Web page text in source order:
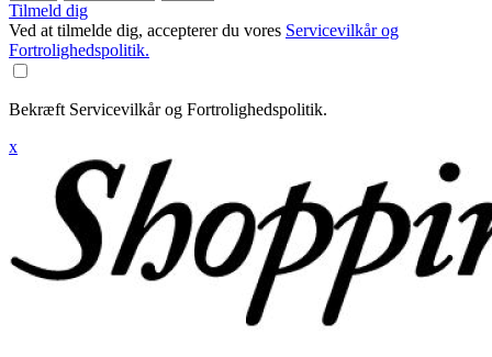
Tilmeld dig
Ved at tilmelde dig, accepterer du vores Servicevilkår og
Fortrolighedspolitik.
Bekræft Servicevilkår og Fortrolighedspolitik.
x